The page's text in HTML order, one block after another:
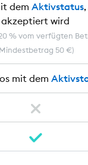
demAktivstatus
akzeptiert wird
% vom verfügten
50 €)
mit dem